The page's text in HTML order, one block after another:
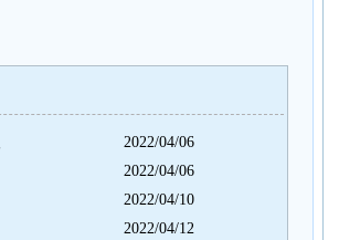
2022/04/06
2022/04/06
2022/04/10
2022/04/12